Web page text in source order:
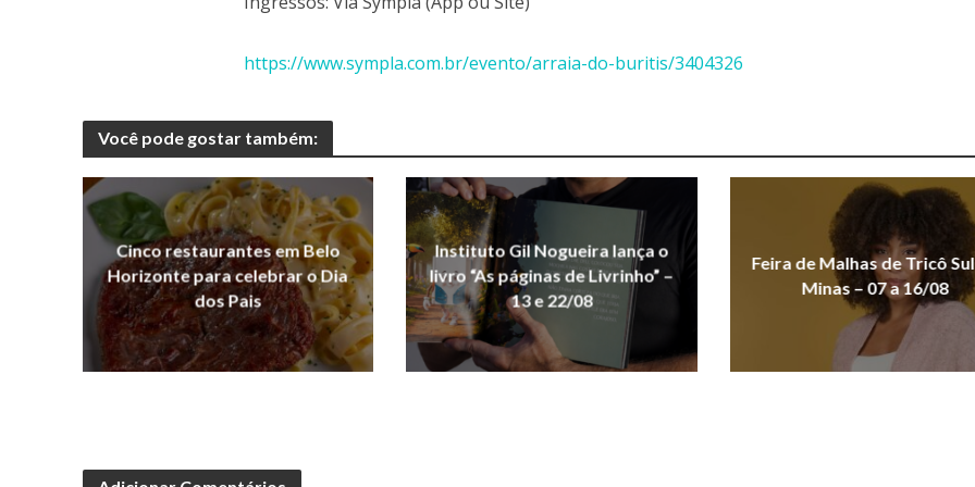
https://www.sympla.com.br/evento/arraia-do-buritis/3404326
Você pode gostar também:
Cinco restaurantes em Belo
Horizonte para celebrar o Dia
dos Pais
Instituto Gil Nogueira lança o
livro “As páginas de Livrinho” –
13 e 22/08
Feira de Malhas de Tricô
Minas – 07 a 16/08